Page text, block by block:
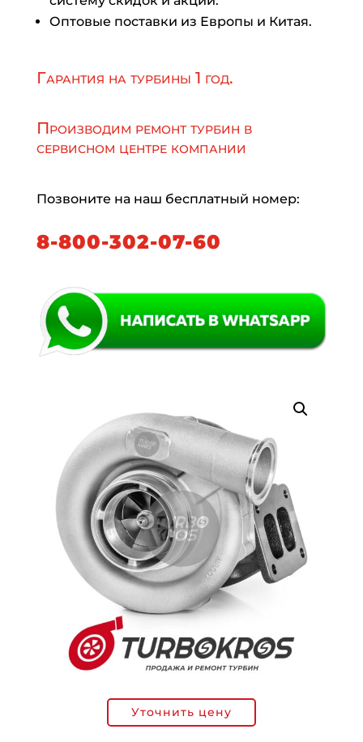
Оптовые поставки из Европы и Китая.
Гарантия на турбины 1 год.
Производим ремонт турбин в
сервисном центре компании
Позвоните на наш бесплатный номер:
8-800-302-07-60
Уточнить цену